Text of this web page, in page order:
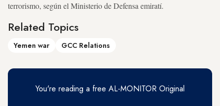
terrorismo, según el Ministerio de Defensa emiratí.
Related Topics
Yemen war GCC Relations
You're reading a free AL-MONITOR Original